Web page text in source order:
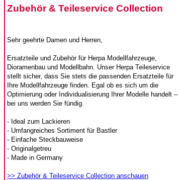
Zubehör & Teileservice Collection
Sehr geehrte Damen und Herren,
Ersatzteile und Zubehör für Herpa Modellfahrzeuge,
Dioramenbau und Modellbahn. Unser Herpa Teileservice
stellt sicher, dass Sie stets die passenden Ersatzteile für
Ihre Modellfahrzeuge finden. Egal ob es sich um die
Optimierung oder Individualisierung Ihrer Modelle handelt –
bei uns werden Sie fündig.
- Ideal zum Lackieren
- Umfangreiches Sortiment für Bastler
- Einfache Steckbauweise
- Originalgetreu
- Made in Germany
>> Zubehör & Teileservice Collection anschauen